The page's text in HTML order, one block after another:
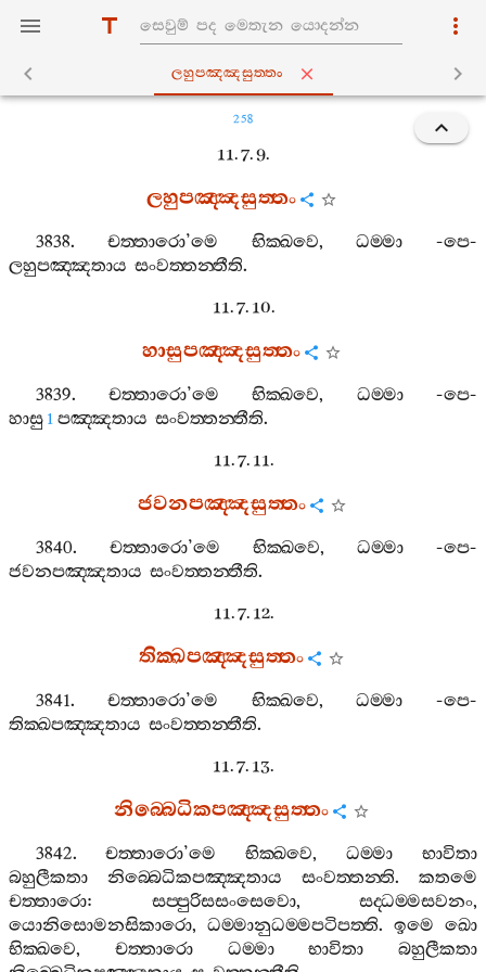
ලහුපඤ‍්ඤසුත‍්තං
258
11. 7. 9.
ලහුපඤ‍්ඤසුත‍්තං
3838.චත‍්තාරො’මෙ භික‍්ඛවෙ,ධම‍්මා -පෙ-
ලහුපඤ‍්ඤතාය සංවත‍්තන‍්තීති.
11. 7. 10.
හාසුපඤ‍්ඤසුත‍්තං
3839. චත‍්තාරො’මෙ භික‍්ඛවෙ, ධම‍්මා-පෙ-
හාසු 1 පඤ‍්ඤතාය සංවත‍්තන‍්තීති.
11. 7. 11.
ජවනපඤ‍්ඤසුත‍්තං
3840. චත‍්තාරො’මෙ භික‍්ඛවෙ, ධම‍්මා-පෙ-
ජවනපඤ‍්ඤතාය සංවත‍්තන‍්තීති.
11. 7. 12.
තික‍්ඛපඤ‍්ඤසුත‍්තං
3841.චත‍්තාරො’මෙ භික‍්ඛවෙ,ධම‍්මා -පෙ-
තික‍්ඛපඤ‍්ඤතාය සංවත‍්තන‍්තීති.
11. 7. 13.
නිබ‍්බෙධිකපඤ‍්ඤසුත‍්තං
3842.චත‍්තාරො’මෙ භික‍්ඛවෙ,ධම‍්මා
භාවිතා
බහුලීකතා
නිබ‍්බෙධිකපඤ‍්ඤතාය සංවත‍්තන‍්ති. කතමෙ
චත‍්තාරො: සප‍්පුරිසසංසෙවො, සද‍්ධම‍්මසවනං,
යොනිසොමනසිකාරො, ධම‍්මානුධම‍්මපටිපත‍්ති. ඉමෙ ඛො
භික‍්ඛවෙ, චත‍්තාරො ධම‍්මා භාවිතා
බහුලීකතා